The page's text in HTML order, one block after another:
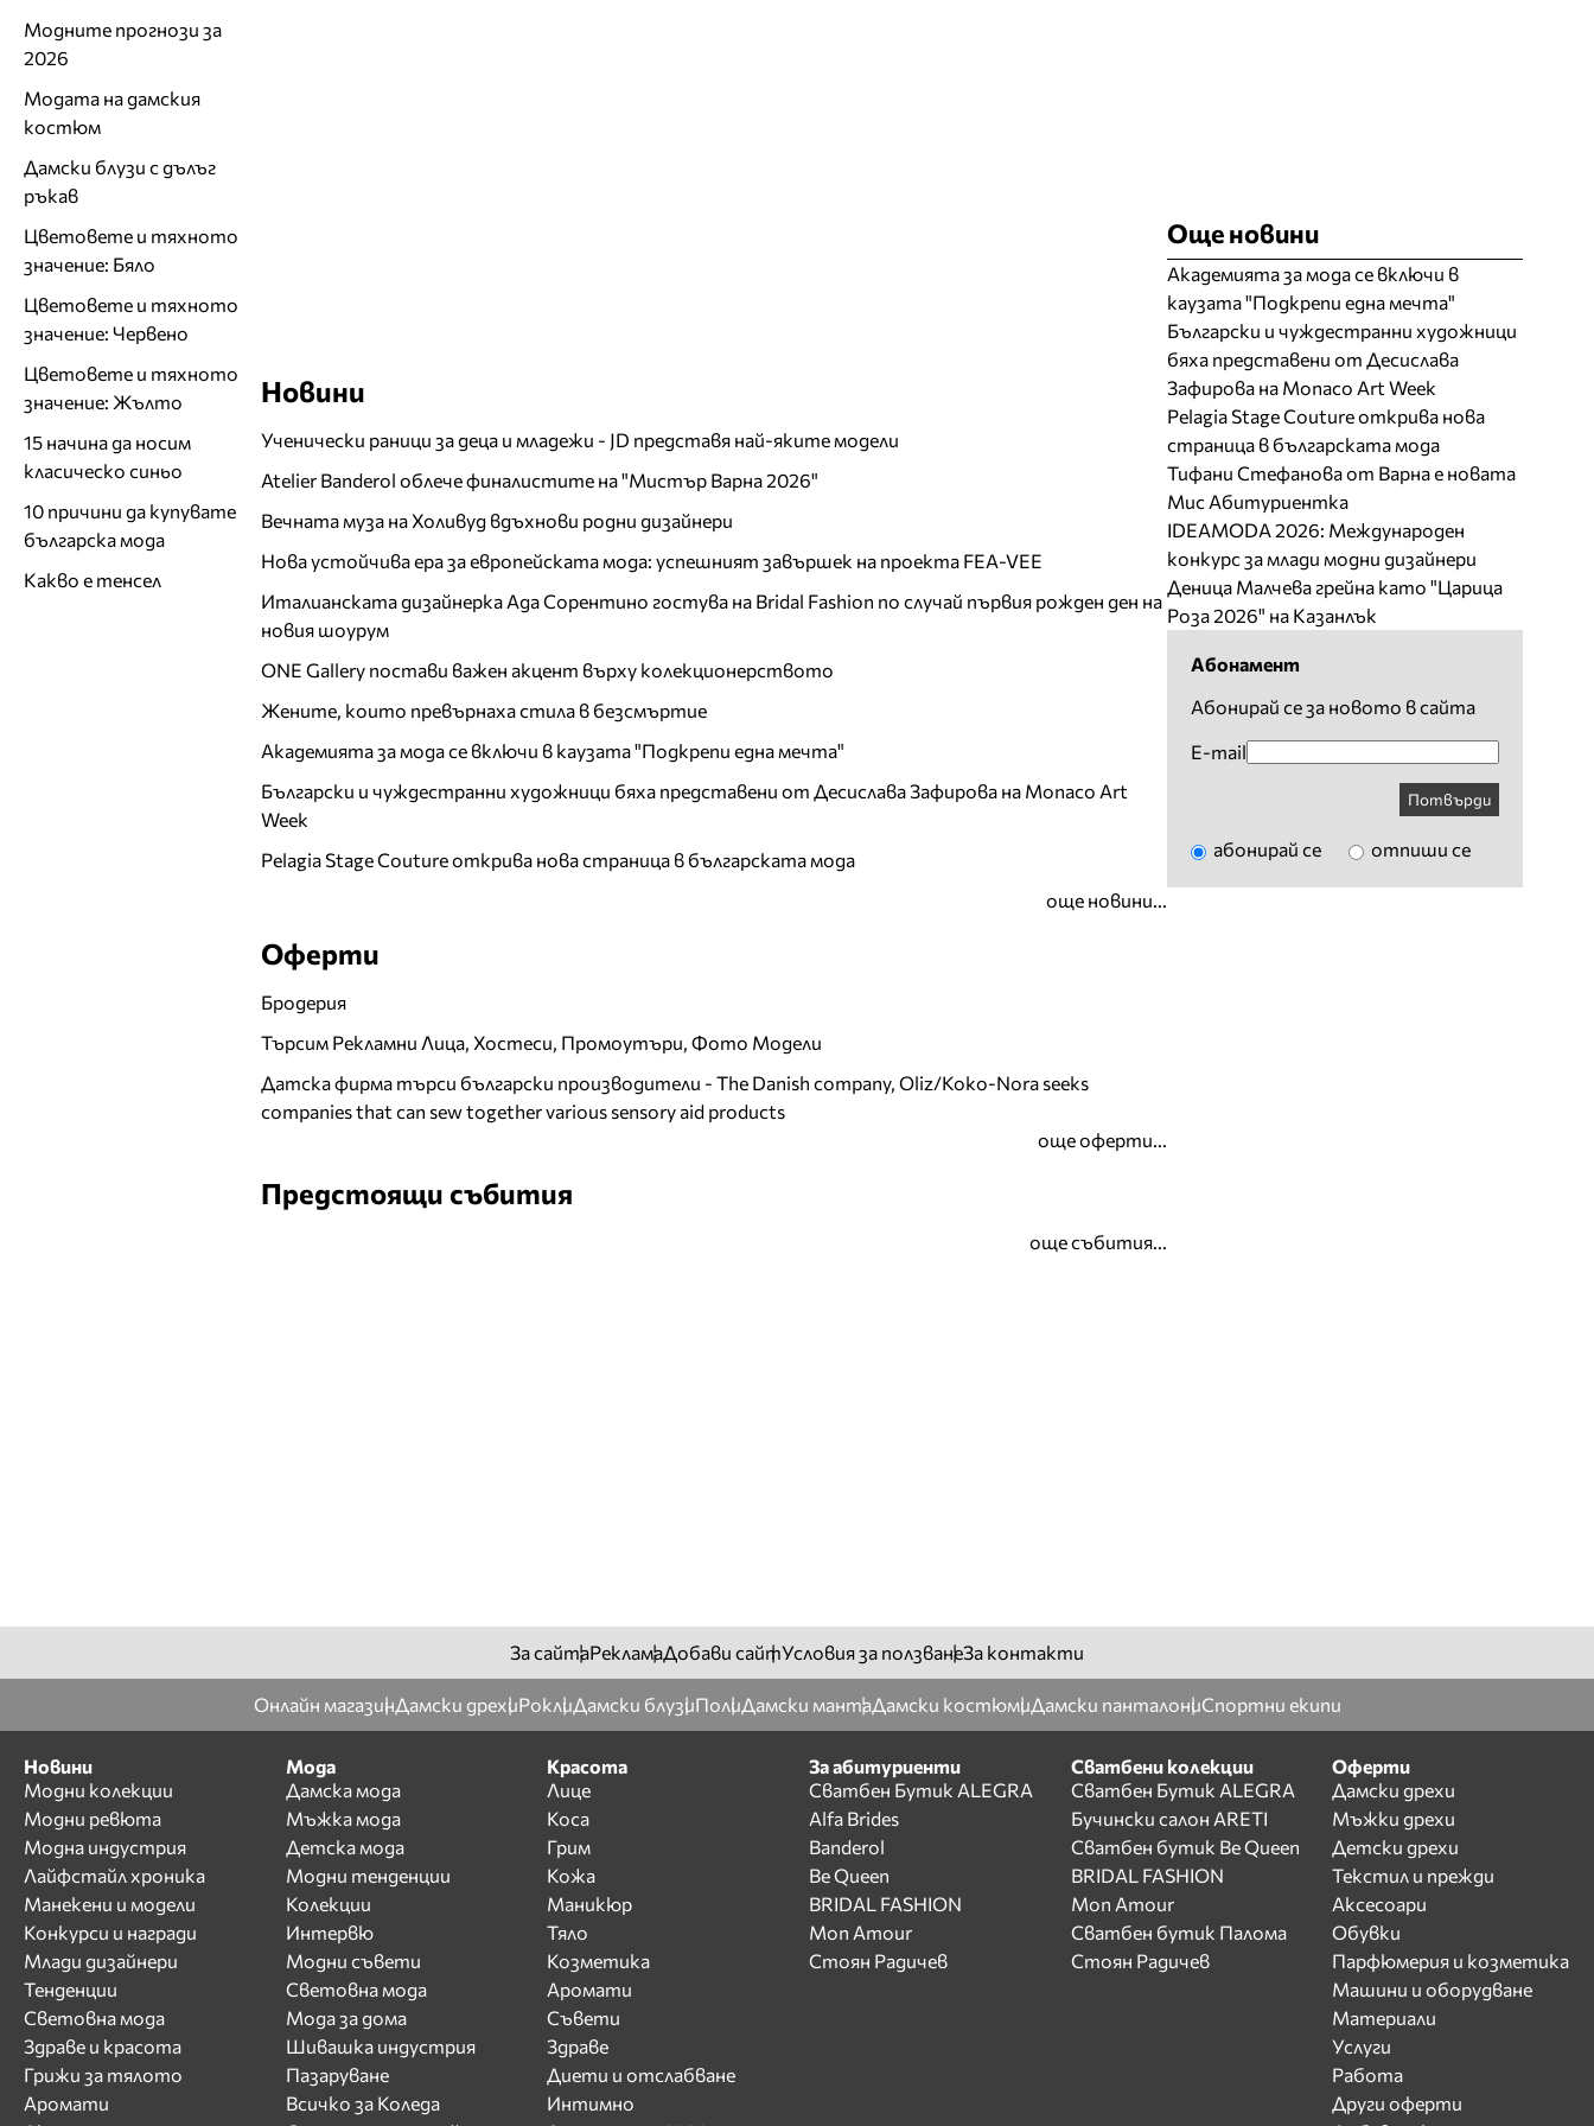
Новини
Ученически раници за деца и младежи - JD представя най-яките модели
Atelier Banderol облече финалистите на "Мистър Варна 2026"
Вечната муза на Холивуд вдъхнови родни дизайнери
Нова устойчива ера за европейската мода: успешният завършек на проекта FEA-VEE
Италианската дизайнерка Ада Сорентино гостува на Bridal Fashion по случай първия рожден ден на
новия шоурум
ONE Gallery постави важен акцент върху колекционерството
Жените, които превърнаха стила в безсмъртие
Академията за мода се включи в каузата "Подкрепи една мечта"
Български и чуждестранни художници бяха представени от Десислава Зафирова на Monaco Art
Week
Pelagia Stage Couture открива нова страница в българската мода
още новини...
Оферти
Бродерия
Търсим Рекламни Лица, Хостеси, Промоутъри, Фото Модели
Датска фирма търси български производители - The Danish company, Oliz/Koko-Nora seeks
companies that can sew together various sensory aid products
още оферти...
Предстоящи събития
още събития...
Модните прогнози за
2026
Модата на дамския
костюм
Дамски блузи с дълъг
ръкав
Цветовете и тяхното
значение: Бяло
Цветовете и тяхното
значение: Червено
Цветовете и тяхното
значение: Жълто
15 начина да носим
класическо синьо
10 причини да купувате
българска мода
Какво е тенсел
Още новини
Академията за мода се включи в
каузата "Подкрепи една мечта"
Български и чуждестранни художници
бяха представени от Десислава
Зафирова на Monaco Art Week
Pelagia Stage Couture открива нова
страница в българската мода
Тифани Стефанова от Варна е новата
Мис Абитуриентка
IDEAMODA 2026: Международен
конкурс за млади модни дизайнери
Деница Малчева грейна като "Царица
Роза 2026" на Казанлък
Абонамент
Абонирай се за новото в сайта
E-mail
Потвърди
абонирай се отпиши се
За сайтаРекламаДобави сайтУсловия за ползванеЗа контакти
Онлайн магазинДамски дрехиРоклиДамски блузиПолиДамски мантаДамски костюмиДамски панталониСпортни екипи
Новини
Модни колекции
Модни ревюта
Модна индустрия
Лайфстайл хроника
Манекени и модели
Конкурси и награди
Млади дизайнери
Тенденции
Световна мода
Здраве и красота
Грижи за тялото
Аромати
Мода
Дамска мода
Мъжка мода
Детска мода
Модни тенденции
Колекции
Интервю
Модни съвети
Световна мода
Мода за дома
Шивашка индустрия
Пазаруване
Всичко за Коледа
Красота
Лице
Коса
Грим
Кожа
Маникюр
Тяло
Козметика
Аромати
Съвети
Здраве
Диети и отслабване
Интимно
За абитуриенти
Сватбен Бутик ALEGRA
Alfa Brides
Banderol
Be Queen
BRIDAL FASHION
Mon Amour
Стоян Радичев
Сватбени колекции
Сватбен Бутик ALEGRA
Бучински салон ARETI
Сватбен бутик Be Queen
BRIDAL FASHION
Mon Amour
Сватбен бутик Палома
Стоян Радичев
Оферти
Дамски дрехи
Мъжки дрехи
Детски дрехи
Текстил и прежди
Аксесоари
Обувки
Парфюмерия и козметика
Машини и оборудване
Материали
Услуги
Работа
Други оферти